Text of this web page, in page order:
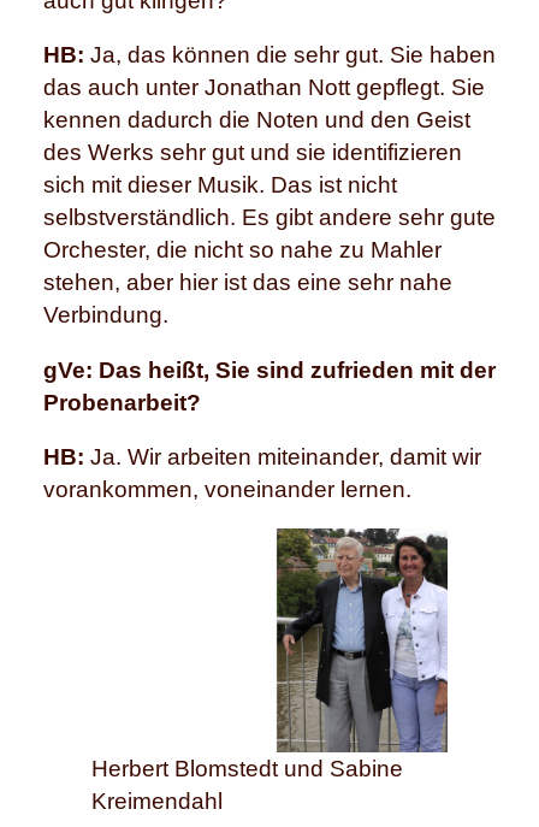
HB: Ja, das können die sehr gut. Sie haben
das auch unter Jonathan Nott gepflegt. Sie
kennen dadurch die Noten und den Geist
des Werks sehr gut und sie identifizieren
sich mit dieser Musik. Das ist nicht
selbstverständlich. Es gibt andere sehr gute
Orchester, die nicht so nahe zu Mahler
stehen, aber hier ist das eine sehr nahe
Verbindung.
gVe: Das heißt, Sie sind zufrieden mit der
Probenarbeit?
HB: Ja. Wir arbeiten miteinander, damit wir
vorankommen, voneinander lernen.
Herbert Blomstedt und Sabine
Kreimendahl